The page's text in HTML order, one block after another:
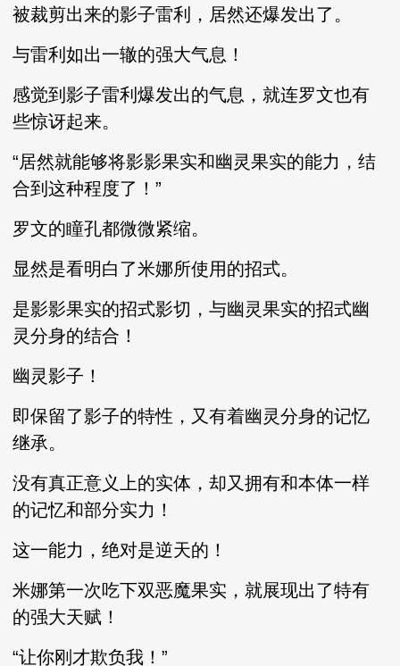
被裁剪出来的影子雷利，居然还爆发出了。
与雷利如出一辙的强大气息！
感觉到影子雷利爆发出的气息，就连罗文也有
些惊讶起来。
“居然就能够将影影果实和幽灵果实的能力，结
合到这种程度了！”
罗文的瞳孔都微微紧缩。
显然是看明白了米娜所使用的招式。
是影影果实的招式影切，与幽灵果实的招式幽
灵分身的结合！
幽灵影子！
即保留了影子的特性，又有着幽灵分身的记忆
继承。
没有真正意义上的实体，却又拥有和本体一样
的记忆和部分实力！
这一能力，绝对是逆天的！
米娜第一次吃下双恶魔果实，就展现出了特有
的强大天赋！
“让你刚才欺负我！”